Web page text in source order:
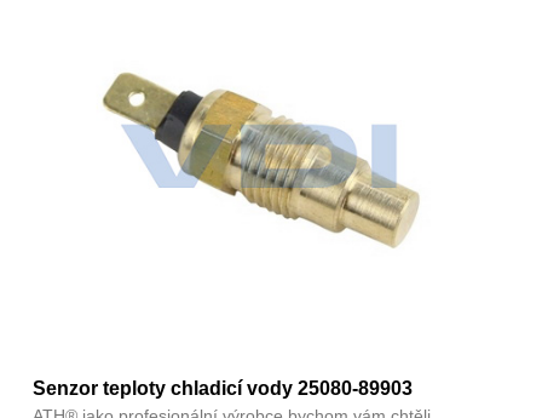
Senzor teploty chladicí vody 25080-89903